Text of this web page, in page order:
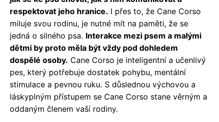
respektovat jeho hranice. I přes to, že Cane Corso
miluje svou rodinu, je nutné mít na paměti, že se
jedná o silného psa. Interakce mezi psem a malými
dětmi by proto měla být vždy pod dohledem
dospělé osoby. Cane Corso je inteligentní a učenlivý
pes, který potřebuje dostatek pohybu, mentální
stimulace a pevnou ruku. S důslednou výchovou a
láskyplným přístupem se Cane Corso stane věrným a
oddaným členem vaší rodiny.